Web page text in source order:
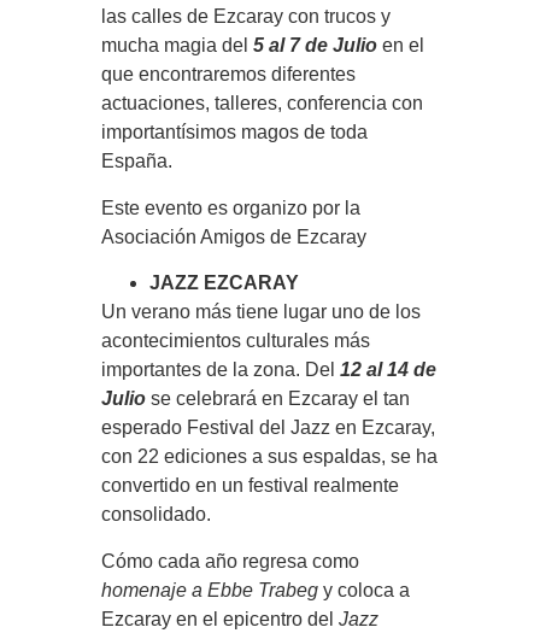
las calles de Ezcaray con trucos y
mucha magia del5 al 7 de Julio en el
que encontraremos diferentes
actuaciones, talleres, conferencia con
importantísimos magos de toda
España.
Este evento es organizo por la
Asociación Amigos de Ezcaray
JAZZ EZCARAY
Un verano más tiene lugar uno de los
acontecimientos culturales más
importantes de la zona. Del12 al 14 de
Julio se celebrará en Ezcaray el tan
esperado Festival del Jazz en Ezcaray,
con 22 ediciones a sus espaldas, se ha
convertido en un festival realmente
consolidado.
Cómo cada año regresa como
homenaje a Ebbe Trabeg y coloca a
Ezcaray en el epicentro delJazz